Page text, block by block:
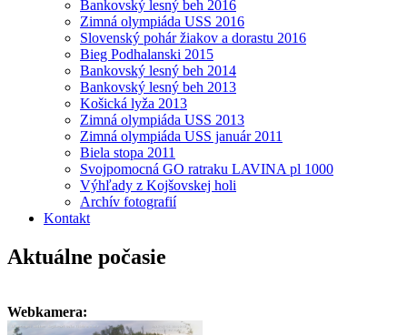
Bankovský lesný beh 2016
Zimná olympiáda USS 2016
Slovenský pohár žiakov a dorastu 2016
Bieg Podhalanski 2015
Bankovský lesný beh 2014
Bankovský lesný beh 2013
Košická lyža 2013
Zimná olympiáda USS 2013
Zimná olympiáda USS január 2011
Biela stopa 2011
Svojpomocná GO ratraku LAVINA pl 1000
Výhľady z Kojšovskej holi
Archív fotografií
Kontakt
Aktuálne počasie
Webkamera: